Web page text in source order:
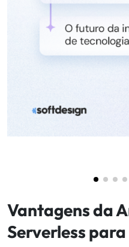
Vantagens da
Serverless